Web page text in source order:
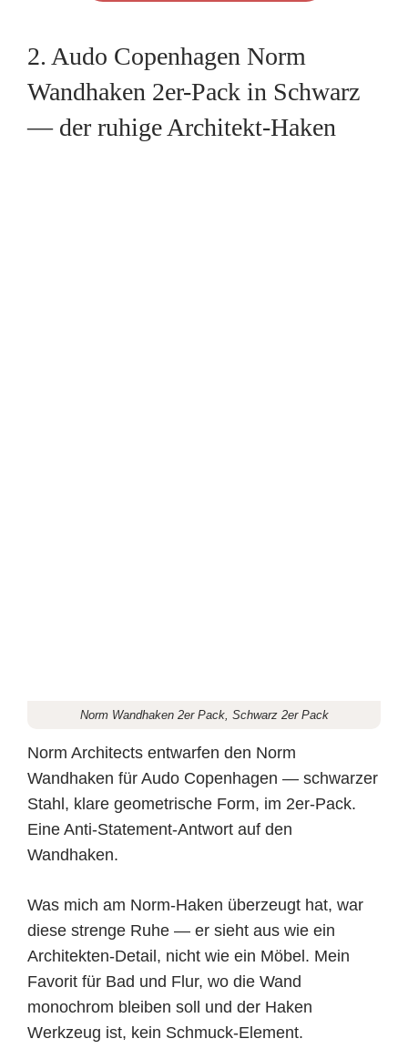
2. Audo Copenhagen Norm
Wandhaken 2er-Pack in Schwarz
— der ruhige Architekt-Haken
Norm Wandhaken 2er Pack, Schwarz 2er Pack
Norm Architects entwarfen den Norm
Wandhaken für Audo Copenhagen — schwarzer
Stahl, klare geometrische Form, im 2er-Pack.
Eine Anti-Statement-Antwort auf den
Wandhaken.
Was mich am Norm-Haken überzeugt hat, war
diese strenge Ruhe — er sieht aus wie ein
Architekten-Detail, nicht wie ein Möbel. Mein
Favorit für Bad und Flur, wo die Wand
monochrom bleiben soll und der Haken
Werkzeug ist, kein Schmuck-Element.